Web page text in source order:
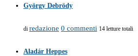
György Debrödy
di redazione 0 commenti 14 letture totali
Aladár Heppes